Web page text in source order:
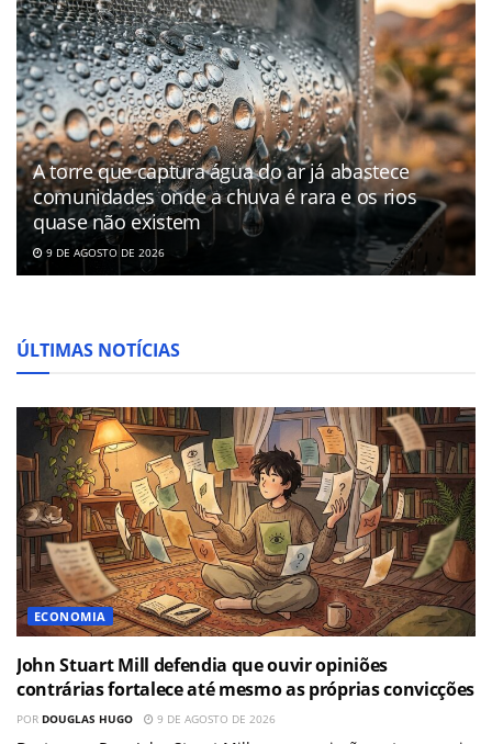
A torre que captura água do ar já abastece
comunidades onde a chuva é rara e os rios
quase não existem
9 DE AGOSTO DE 2026
ÚLTIMAS NOTÍCIAS
ECONOMIA
John Stuart Mill defendia que ouvir opiniões
contrárias fortalece até mesmo as próprias convicções
POR DOUGLAS HUGO 9 DE AGOSTO DE 2026